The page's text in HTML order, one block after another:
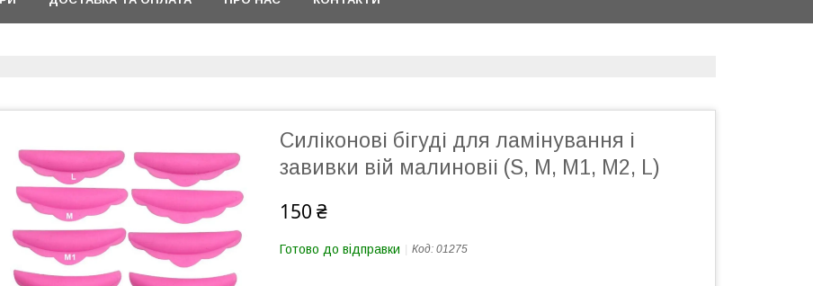
Силіконові бігуді для ламінування і
завивки вій малиновіі (S, M, M1, M2, L)
150 ₴
Готово до відправки Код: 01275